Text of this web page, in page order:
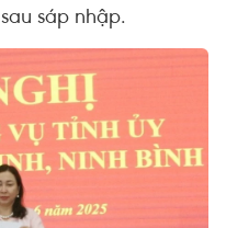
sáp nhập.